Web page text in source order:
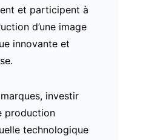
et participent à
d’une image
innovante et
investir
production
technologique